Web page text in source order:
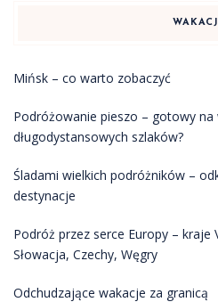
Mińsk – co warto zobaczyć
Podróżowanie pieszo – gotowy na
długodystansowych szlaków?
Śladami wielkich podróżników –
destynacje
Podróż przez serce Europy – kraje
Słowacja, Czechy, Węgry
Odchudzające wakacje za granicą